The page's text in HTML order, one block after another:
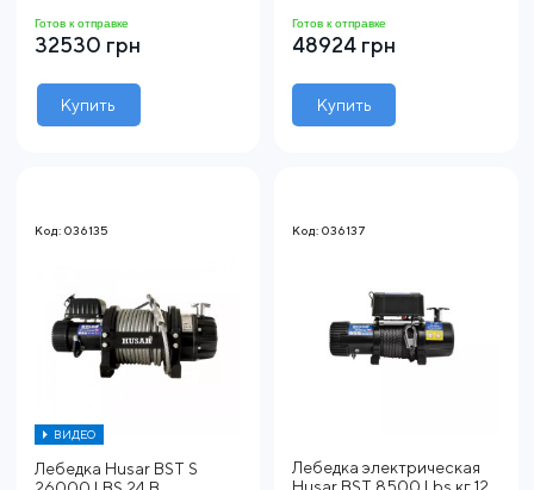
Готов к отправке
32530 грн
Купить
Готов к отправке
48924 грн
Купить
Код: 036135
ВИДЕО
Лебедка Husar BST S
Код: 036137
Лебедка электрическая
Husar BST 8500 Lbs кг 12